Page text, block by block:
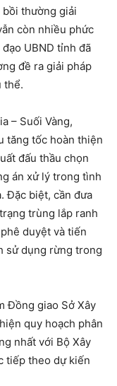
bồi thường giải
còn nhiều phức
UBND tỉnh đã
đề ra giải pháp
thể.
– Suối Vàng,
tăng tốc hoàn thiện
đấu thầu chọn
án xử lý trong tình
Đặc biệt, cần đưa
trùng lắp ranh
duyệt và tiến
sử dụng rừng trong
Đồng giao Sở Xây
quy hoạch phân
nhất với Bộ Xây
tiếp theo dự kiến